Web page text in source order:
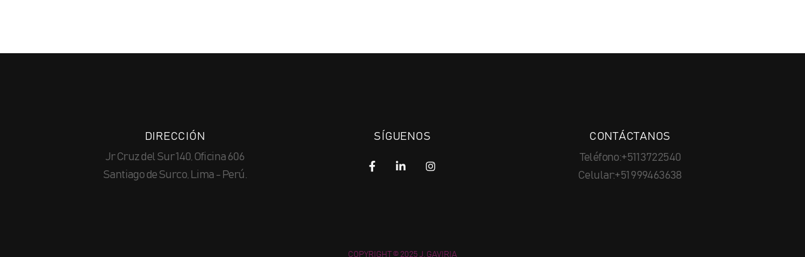
DIRECCIÓN
Jr Cruz del Sur 140, Oficina 606
Santiago de Surco, Lima - Perú.
SÍGUENOS
CONTÁCTANOS
Teléfono:+511 3722540
Celular:+51 999463638
COPYRIGHT © 2025 J. GAVIRIA